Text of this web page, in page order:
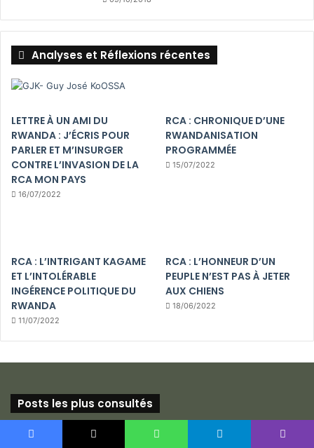
Analyses et Réflexions récentes
LETTRE À UN AMI DU
RWANDA : J’ÉCRIS POUR
PARLER ET M’INSURGER
CONTRE L’INVASION DE LA
RCA MON PAYS
16/07/2022
RCA : CHRONIQUE D’UNE
RWANDANISATION
PROGRAMMÉE
15/07/2022
RCA : L’INTRIGANT KAGAME
ET L’INTOLÉRABLE
INGÉRENCE POLITIQUE DU
RWANDA
11/07/2022
RCA : L’HONNEUR D’UN
PEUPLE N’EST PAS À JETER
AUX CHIENS
18/06/2022
Posts les plus consultés
17/12/2023